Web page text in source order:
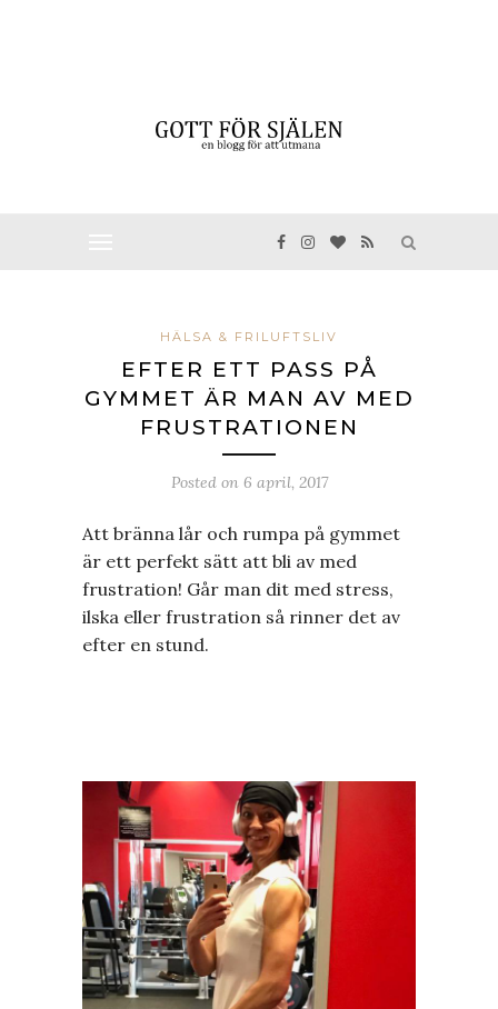
HÄLSA & FRILUFTSLIV
EFTER ETT PASS PÅ
GYMMET ÄR MAN AV MED
FRUSTRATIONEN
Posted on 6 april, 2017
Att bränna lår och rumpa på gymmet
är ett perfekt sätt att bli av med
frustration! Går man dit med stress,
ilska eller frustration så rinner det av
efter en stund.